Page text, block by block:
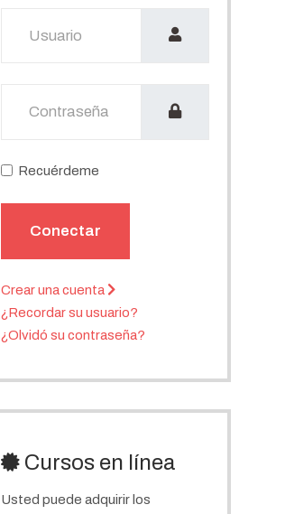
Recuérdeme
Conectar
Crear una cuenta
¿Recordar su usuario?
¿Olvidó su contraseña?
Cursos en línea
Usted puede adquirir los